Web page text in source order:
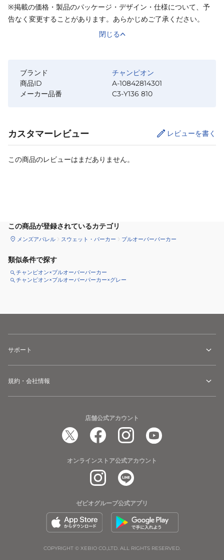
※掲載の価格・製品のパッケージ・デザイン・仕様について、予
告なく変更することがあります。あらかじめご了承ください。
閉じる
ブランド
チャンピオン
商品ID
A-10842814301
メーカー品番
C3-Y136 810
カスタマーレビュー レビューを書く
この商品のレビューはまだありません。
この商品が登録されているカテゴリ
メンズアパレル スウェット・パーカー プルオーバーパーカー
類似条件で探す
チャンピオン×プルオーバーパーカー
チャンピオン×プルオーバーパーカー×グレー
サポート
規約・会社情報
店舗公式アカウント
オンラインストア公式アカウント
ゼビオグループ公式アプリ
COPYRIGHT © XEBIO CO.,LTD. ALL RIGHTS RESERVED.